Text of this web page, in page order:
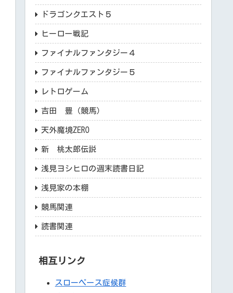
ドラゴンクエスト５
ヒーロー戦記
ファイナルファンタジー４
ファイナルファンタジー５
レトロゲーム
吉田 豊（競馬）
天外魔境ZERO
新 桃太郎伝説
浅見ヨシヒロの週末読書日記
浅見家の本棚
競馬関連
読書関連
相互リンク
スローペース症候群